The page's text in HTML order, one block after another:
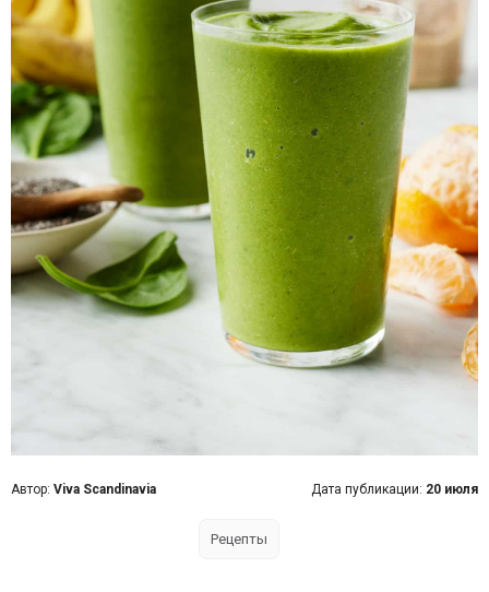
Автор: Viva Scandinavia Дата публикации: 20 июля
Рецепты